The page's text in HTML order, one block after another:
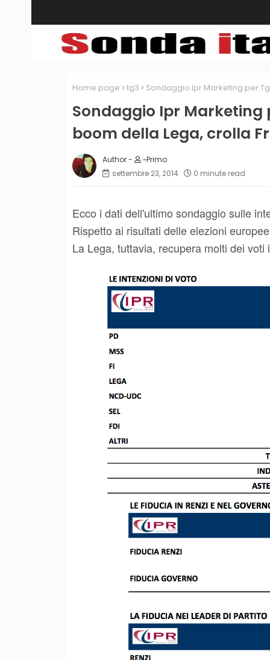
Home page tg3 Sondaggio Ipr Marketing per
Sondaggio Ipr
boom della Lega, crolla
~Primo
settembre 23, 2014
0 minute read
Ecco i dati dell'ultimo sondaggio sulle
Rispetto ai risultati delle elezioni
La Lega, tuttavia, recupera molti dei